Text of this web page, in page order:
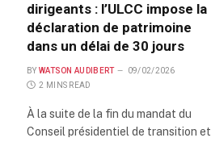
dirigeants : l’ULCC impose la
déclaration de patrimoine
dans un délai de 30 jours
BY WATSON AUDIBERT
09/02/2026
2 MINS READ
À la suite de la fin du mandat du
Conseil présidentiel de transition et